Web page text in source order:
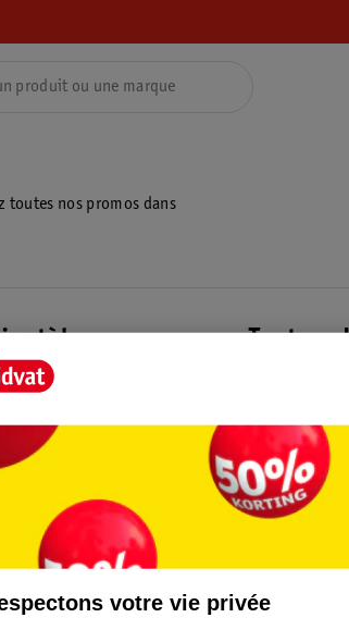
toutes nos promos dans
Tout sur
Formule
Coordonnées
Plus durable
votre vie privée